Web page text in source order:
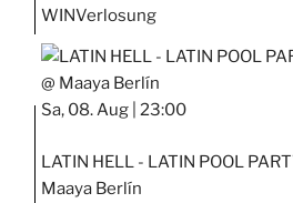
WINVerlosung
Sa, 08. Aug | 23:00
LATIN HELL - LATIN POOL
Maaya Berlín